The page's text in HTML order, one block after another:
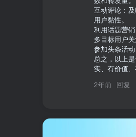
互动评论：
用户黏性。
利用话题营
多目标用户关
参加头条活
总之，以上
实、有价值
2年前 回复